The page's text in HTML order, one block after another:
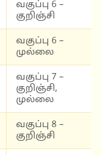
வகுப்பு 6 –
குறிஞ்சி
வகுப்பு 6 –
முல்லை
வகுப்பு 7 –
குறிஞ்சி,
முல்லை
வகுப்பு 8 –
குறிஞ்சி